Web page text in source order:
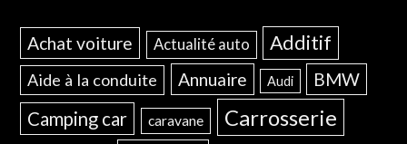
Achat voiture Actualité auto Additif
Aide à la conduite Annuaire Audi BMW
Camping car caravane Carrosserie